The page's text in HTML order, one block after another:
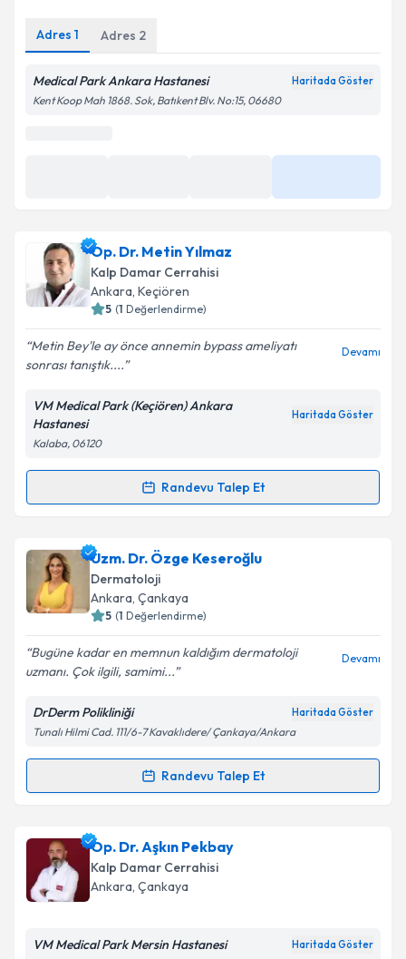
Adres 1 Adres 2
Medical Park Ankara Hastanesi Haritada Göster
Kent Koop Mah 1868. Sok, Batıkent Blv. No:15, 06680
Op. Dr. Metin Yılmaz
Kalp Damar Cerrahisi
Ankara, Keçiören
5 (1 Değerlendirme)
Metin Bey'le ay önce annemin bypass ameliyatı
sonrası tanıştık....
Devamı
VM Medical Park (Keçiören) Ankara
Hastanesi
Haritada Göster
Kalaba, 06120
Randevu Talep Et
Randevu Takvimi Talebi
Op. Dr. Metin Yılmaz için randevu takvimi talebi
oluşturun. Size bu uzmandan randevu almanız için bir
takvim hazırlandığında e-posta ile bilgilendireceğiz.
Kişisel verilerimin işlenmesine ilişkin
Aydınlatma
Metni'ni okudum ve kişisel verilerimin belirtilen
kapsamda işlenmesini kabul ediyorum.
Uzm. Dr. Özge Keseroğlu
Dermatoloji
Ankara, Çankaya
5 (1 Değerlendirme)
Bugüne kadar en memnun kaldığım dermatoloji
uzmanı. Çok ilgili, samimi...
Devamı
DrDerm Polikliniği Haritada Göster
Tunalı Hilmi Cad. 111/6-7 Kavaklıdere/ Çankaya/Ankara
Randevu Talep Et
Randevu Takvimi Talebi
Uzm. Dr. Özge Keseroğluiçin randevu takvimi talebi
oluşturun. Size bu uzmandan randevu almanız için bir
takvim hazırlandığında e-posta ile bilgilendireceğiz.
Op. Dr. Aşkın Pekbay
Kalp Damar Cerrahisi
Ankara, Çankaya
VM Medical Park Mersin Hastanesi Haritada Göster